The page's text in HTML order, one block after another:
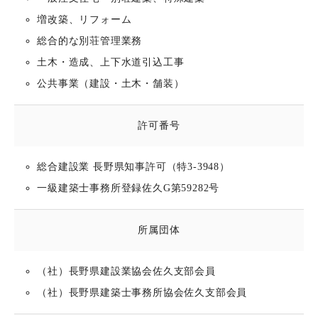
増改築、リフォーム
総合的な別荘管理業務
土木・造成、上下水道引込工事
公共事業（建設・土木・舗装）
許可番号
総合建設業 長野県知事許可（特3-3948）
一級建築士事務所登録佐久G第59282号
所属団体
（社）長野県建設業協会佐久支部会員
（社）長野県建築士事務所協会佐久支部会員